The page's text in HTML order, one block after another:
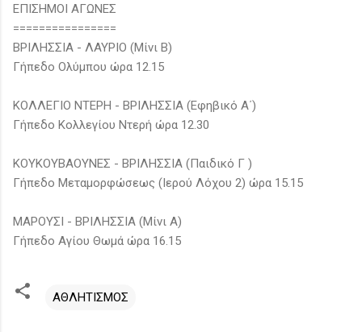
ΕΠΙΣΗΜΟΙ ΑΓΩΝΕΣ
================
ΒΡΙΛΗΣΣΙΑ - ΛΑΥΡΙΟ (Μίνι Β)
Γήπεδο Ολύμπου ώρα 12.15
ΚΟΛΛΕΓΙΟ ΝΤΕΡΗ - ΒΡΙΛΗΣΣΙΑ (Εφηβικό Α΄)
Γήπεδο Κολλεγίου Ντερή ώρα 12.30
ΚΟΥΚΟΥΒΑΟΥΝΕΣ - ΒΡΙΛΗΣΣΙΑ (Παιδικό Γ )
Γήπεδο Μεταμορφώσεως (Ιερού Λόχου 2) ώρα 15.15
ΜΑΡΟΥΣΙ - ΒΡΙΛΗΣΣΙΑ (Μίνι Α)
Γήπεδο Αγίου Θωμά ώρα 16.15
ΑΘΛΗΤΙΣΜΟΣ